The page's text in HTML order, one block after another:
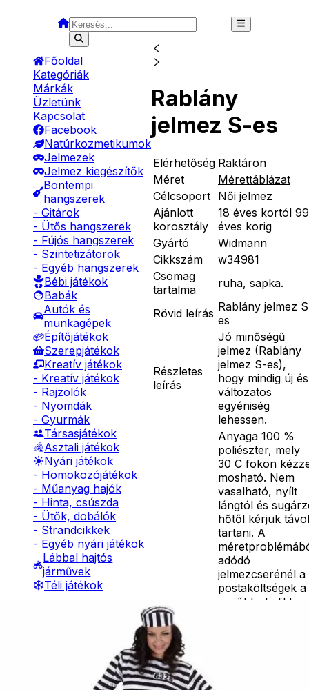
Főoldal
Kategóriák
Márkák
Üzletünk
Kapcsolat
Facebook
Natúrkozmetikumok
Jelmezek
Jelmez kiegészítők
Bontempi
hangszerek
- Gitárok
- Ütős hangszerek
- Fújós hangszerek
- Szintetizátorok
- Egyéb hangszerek
Bébi játékok
Babák
Autók és
munkagépek
Építőjátékok
Szerepjátékok
Kreatív játékok
- Kreatív játékok
- Rajzolók
- Nyomdák
- Gyurmák
Társasjátékok
Asztali játékok
Nyári játékok
- Homokozójátékok
- Műanyag hajók
- Hinta, csúszda
- Ütők, dobálók
- Strandcikkek
- Egyéb nyári játékok
Lábbal hajtós
járművek
Téli játékok
Rablány
jelmez S-es
Elérhetőség Raktáron
Méret
Mérettáblázat
Célcsoport Női jelmez
Ajánlott
korosztály
18 éves kortól 99
éves korig
Gyártó
Widmann
Cikkszám
w34981
Csomag
tartalma
ruha, sapka.
Rövid leírás Rablány jelmez
es
Részletes
leírás
Jó minőségű
jelmez (Rablány
jelmez S-es),
hogy mindig új és
változatos
egyéniség
lehessen.
Anyaga 100 %
poliészter, mely
30 C fokon
mosható. Nem
vasalható, nyílt
lángtól és
hőtől kérjük távol
tartani. A
adódó
jelmezcserénél a
postaköltségek a
vevőt terhelik!